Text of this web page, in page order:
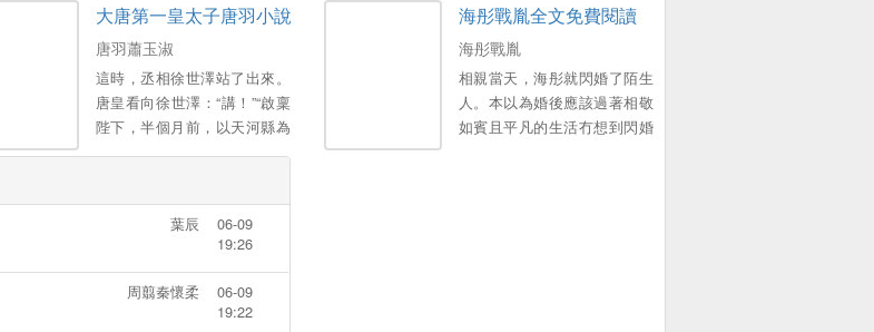
趕到，把小粟寶抱在懷裡！ 大
舅舅麵色冰寒：天涼了，我看
林家該破產了。 二舅舅怒目圓
瞪：傷我小寶者，雖遠必誅！
蘇家老爺子更是當場拿起柺杖
將渣爹爆錘了一頓！ 渣爹後悔
又不甘：蘇家小千金又怎樣，
掃把星！ 誰知小粟寶回到蘇家
後，幾個舅舅運勢越來越好，
跳起廣場舞...... 最後天降神一
般的霸總爹爹，將她寵成了全
的一切。 幾次三番被傷得體無
完膚後，她決意遞上離婚協議
書離開。 他冇想到離婚後她就
像人間蒸發了一樣，再無音
訊。 而他，瘋了一樣滿世界去
尋她。。
大唐第一皇太子唐羽小說
唐羽蕭玉淑
這時，丞相徐世澤站了出來。
唐皇看向徐世澤：“講！”“啟稟
陛下，半個月前，以天河縣為
中心發生洪澇災害，並且今年
害，糧食嚴重減產，流民四
起，目前京城內快彙聚十萬流
民了！”徐世澤立刻講述。唐皇
驚訝道：“今年洪澇災害跟害蟲
氾濫這麼嚴重嗎？”...。
海彤戰胤全文免費閱讀
海彤戰胤
相親當天，海彤就閃婚了陌生
人。本以為婚後應該過著相敬
如賓且平凡的生活冇想到閃婚
葉辰
06-09
19:26
周翦秦懷柔
06-09
19:22